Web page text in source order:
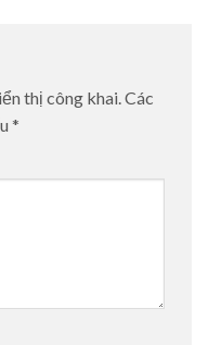
thị công khai.Các
*